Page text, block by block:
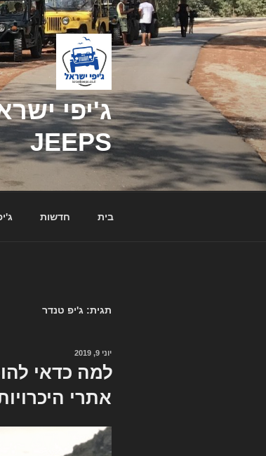
דילוג
לתוכן
JEEPS
בית חדשות
תגית: ג'יפ טנדר
פורסם
יוני 9, 2019
למה כדאי
אתרי